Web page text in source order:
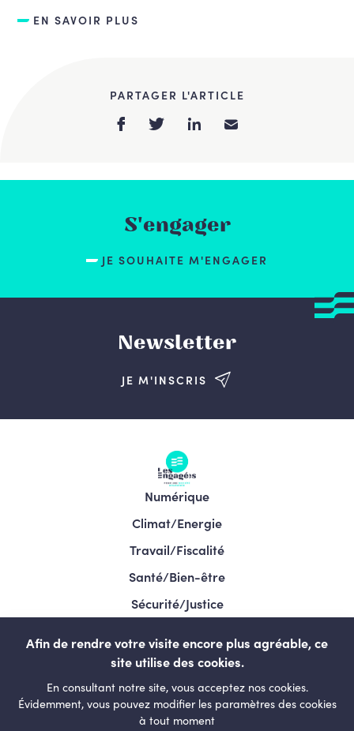
EN SAVOIR PLUS
PARTAGER L'ARTICLE
S'engager
JE SOUHAITE M'ENGAGER
Newsletter
JE M'INSCRIS
Numérique
Climat/Energie
Travail/Fiscalité
Santé/Bien-être
Sécurité/Justice
LESENGAGÉS.BE
Afin de rendre votre visite encore plus agréable, ce
site utilise des cookies.
En consultant notre site, vous acceptez nos cookies.
Évidemment, vous pouvez modifier les paramètres des cookies
à tout moment